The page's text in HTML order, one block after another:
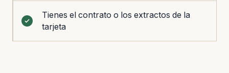
Tienes el contrato o los extractos de la
tarjeta